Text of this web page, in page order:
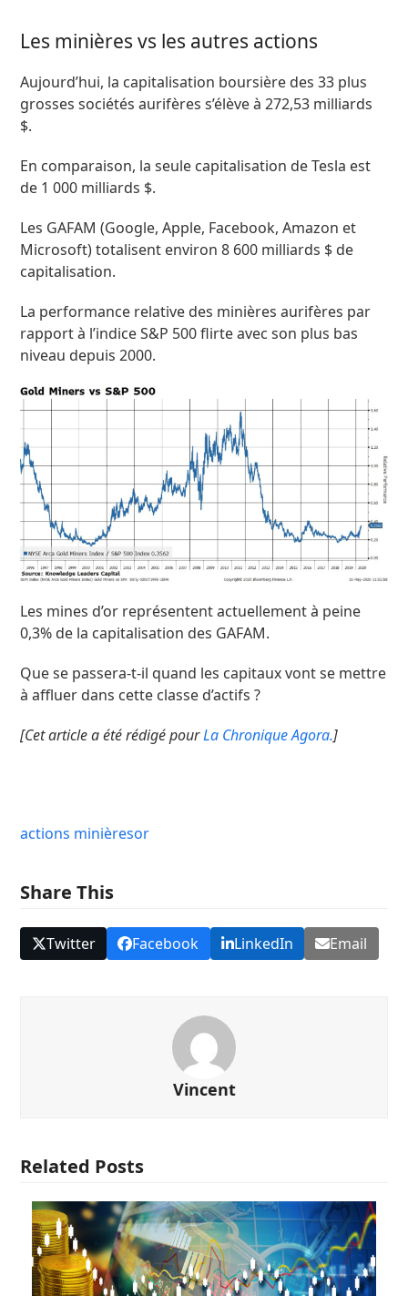
Les minières vs les autres actions
Aujourd’hui, la capitalisation boursière des 33 plus
grosses sociétés aurifères s’élève à 272,53 milliards
$.
En comparaison, la seule capitalisation de Tesla est
de 1 000 milliards $.
Les GAFAM (Google, Apple, Facebook, Amazon et
Microsoft) totalisent environ 8 600 milliards $ de
capitalisation.
La performance relative des minières aurifères par
rapport à l’indice S&P 500 flirte avec son plus bas
niveau depuis 2000.
Les mines d’or représentent actuellement à peine
0,3% de la capitalisation des GAFAM.
Que se passera-t-il quand les capitaux vont se mettre
à affluer dans cette classe d’actifs ?
[Cet article a été rédigé pourLa Chronique Agora.]
actions minièresor
Share This
Twitter Facebook LinkedIn Email
Vincent
Related Posts